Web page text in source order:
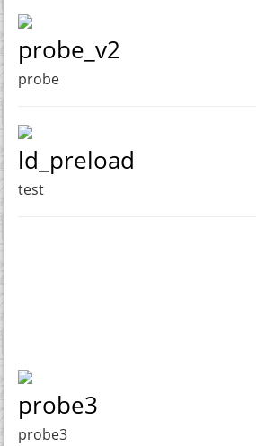
probe_v2
probe
ld_preload
test
probe3
probe3